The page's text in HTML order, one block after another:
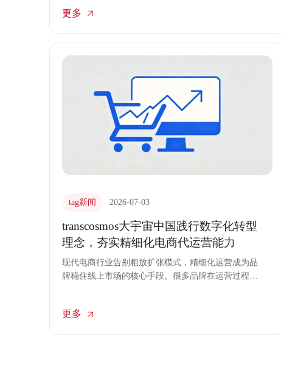
不同平台的用户数据无法互通，营销活动各自为政，
的巨大瓶颈。transcosmos大宇宙中国通过构建全域协
同的电商代运营体系，为品牌扫清了多平台管理的重
更多
tag新闻 2026-07-03
transcosmos大宇宙中国践行数字化转型
理念，夯实精细化电商代运营能力
现代电商行业告别粗放扩张模式，精细化运营成为品
牌稳住线上市场的核心手段。很多品牌在运营过程中
电商精细化运营提供清晰思路，数字化思维的落地应
更多